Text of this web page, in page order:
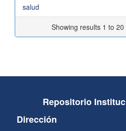
salud
Showing results 1 to
Repositorio
Dirección